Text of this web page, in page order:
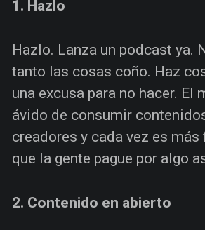
1. Hazlo
Hazlo. Lanza un podcast ya.
tanto las cosas coño. Haz
una excusa para no hacer. El
ávido de consumir
creadores y cada vez es
que la gente pague por algo
2. Contenido en abierto